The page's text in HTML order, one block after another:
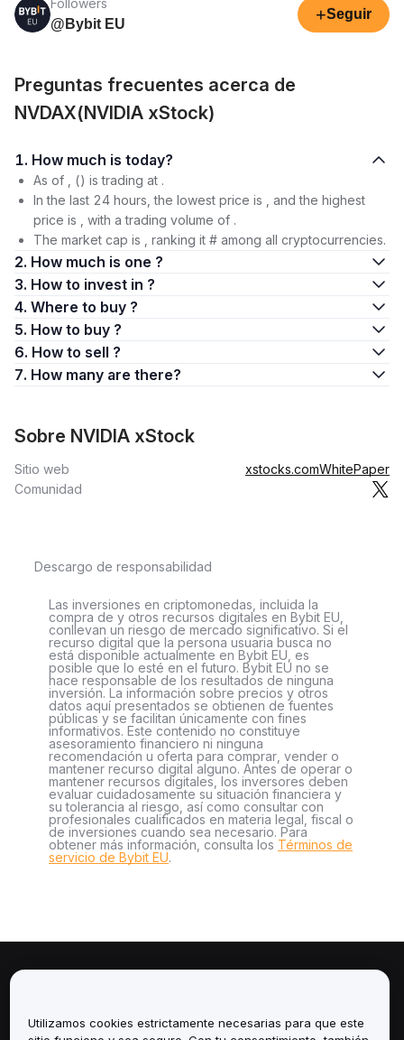
Followers
@Bybit EU
+Seguir
Preguntas frecuentes acerca de
NVDAX(NVIDIA xStock)
1. How much is today?
As of , () is trading at .
In the last 24 hours, the lowest price is , and the highest
price is , with a trading volume of .
The market cap is , ranking it # among all cryptocurrencies.
2. How much is one ?
3. How to invest in ?
4. Where to buy ?
5. How to buy ?
6. How to sell ?
7. How many are there?
Sobre NVIDIA xStock
Sitio web xstocks.comWhitePaper
Comunidad
Descargo de responsabilidad
Las inversiones en criptomonedas, incluida la
compra de y otros recursos digitales en Bybit EU,
conllevan un riesgo de mercado significativo. Si el
recurso digital que la persona usuaria busca no
está disponible actualmente en Bybit EU, es
posible que lo esté en el futuro. Bybit EU no se
hace responsable de los resultados de ninguna
inversión. La información sobre precios y otros
datos aquí presentados se obtienen de fuentes
públicas y se facilitan únicamente con fines
informativos. Este contenido no constituye
asesoramiento financiero ni ninguna
recomendación u oferta para comprar, vender o
mantener recurso digital alguno. Antes de operar o
mantener recursos digitales, los inversores deben
evaluar cuidadosamente su situación financiera y
su tolerancia al riesgo, así como consultar con
profesionales cualificados en materia legal, fiscal o
de inversiones cuando sea necesario. Para
obtener más información, consulta los Términos de
servicio de Bybit EU.
Servicios
Utilizamos cookies estrictamente necesarias para que este